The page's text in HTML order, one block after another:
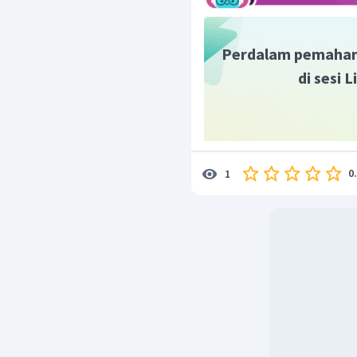
Dengan demikian hasil dari
Perdalam
di sesi
1